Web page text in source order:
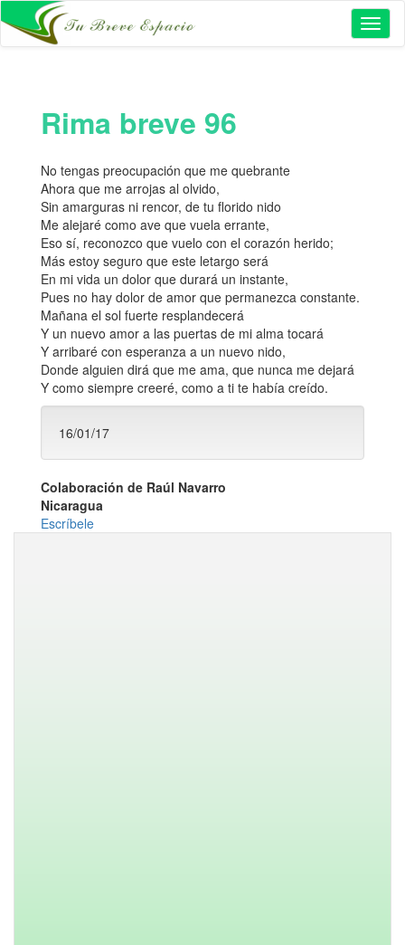
Rima breve 96
No tengas preocupación que me quebrante
Ahora que me arrojas al olvido,
Sin amarguras ni rencor, de tu florido nido
Me alejaré como ave que vuela errante,
Eso sí, reconozco que vuelo con el corazón herido;
Más estoy seguro que este letargo será
En mi vida un dolor que durará un instante,
Pues no hay dolor de amor que permanezca constante.
Mañana el sol fuerte resplandecerá
Y un nuevo amor a las puertas de mi alma tocará
Y arribaré con esperanza a un nuevo nido,
Donde alguien dirá que me ama, que nunca me dejará
Y como siempre creeré, como a ti te había creído.
16/01/17
Colaboración de Raúl Navarro
Nicaragua
Escríbele